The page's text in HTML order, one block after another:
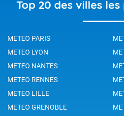
Top 20 des villes
METEO PARIS
METEO LYON
METEO NANTES
METEO RENNES
METEO LILLE
METEO GRENOBLE